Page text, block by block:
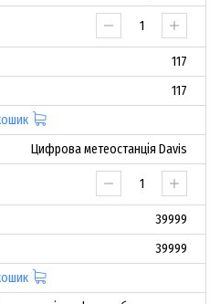
117
117
Цифрова метеостанція Davis
39999
39999